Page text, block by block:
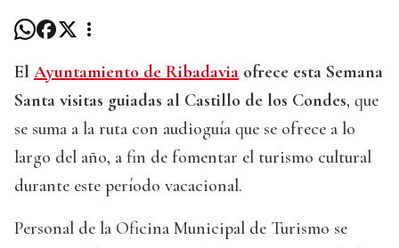
El Ayuntamiento de Ribadavia ofrece esta Semana
Santa visitas guiadas al Castillo de los Condes, que
se suma a la ruta con audioguía que se ofrece a lo
largo del año, a fin de fomentar el turismo cultural
durante este período vacacional.
Personal de la Oficina Municipal de Turismo se